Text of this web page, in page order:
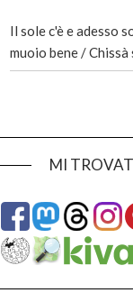
Il sole c'è e adesso
muoio bene /
MI